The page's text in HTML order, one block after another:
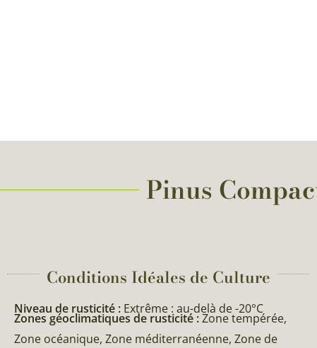
Pinus
Conditions Idéales de Culture
Niveau de rusticité : Extrême : au-delà de -20°C
Zones géoclimatiques de rusticité :Zone tempérée,
Zone océanique, Zone méditerranéenne, Zone de